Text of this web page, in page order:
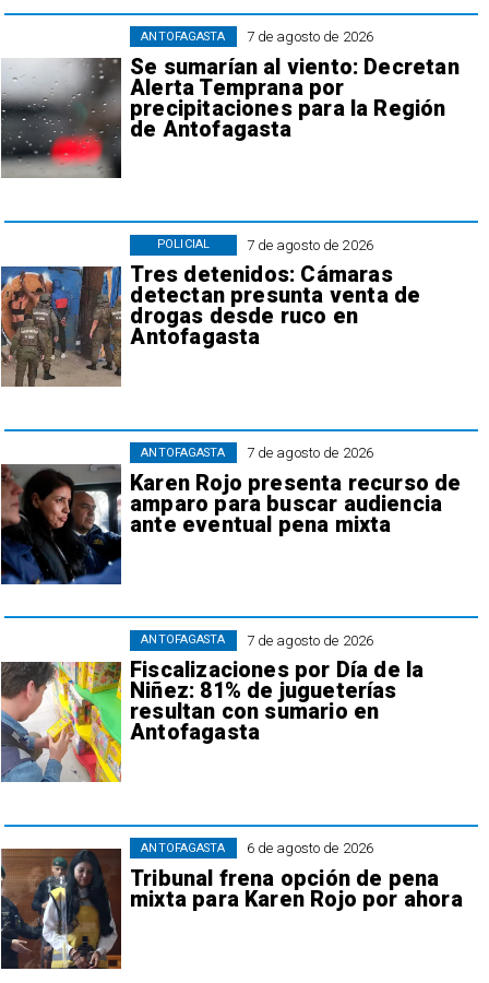
7 de agosto de 2026
Se sumarían al viento: Decretan
Alerta Temprana por
precipitaciones para la Región
de Antofagasta
ANTOFAGASTA
7 de agosto de 2026
Tres detenidos: Cámaras
detectan presunta venta de
drogas desde ruco en
Antofagasta
POLICIAL
7 de agosto de 2026
Karen Rojo presenta recurso de
amparo para buscar audiencia
ante eventual pena mixta
ANTOFAGASTA
7 de agosto de 2026
Fiscalizaciones por Día de la
Niñez: 81% de jugueterías
resultan con sumario en
Antofagasta
ANTOFAGASTA
6 de agosto de 2026
Tribunal frena opción de pena
mixta para Karen Rojo por ahora
ANTOFAGASTA